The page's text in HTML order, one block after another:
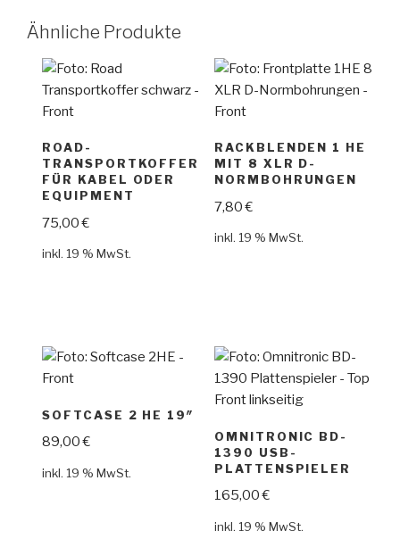
Ähnliche Produkte
ROAD-
TRANSPORTKOFFER
FÜR KABEL ODER
EQUIPMENT
75,00€
inkl. 19 % MwSt.
RACKBLENDEN 1 HE
MIT 8 XLR D-
NORMBOHRUNGEN
7,80€
inkl. 19 % MwSt.
SOFTCASE 2 HE 19″
89,00€
inkl. 19 % MwSt.
OMNITRONIC BD-
1390 USB-
PLATTENSPIELER
165,00€
inkl. 19 % MwSt.